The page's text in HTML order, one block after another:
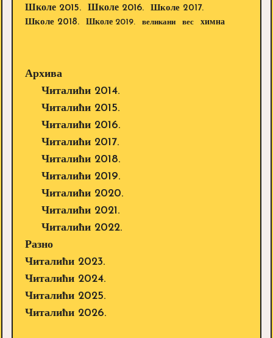
Школе 2015. Школе 2016.
Школе 2017.
Школе 2018.
Школе 2019. великани вес химна
Архива
Читалићи 2014.
Читалићи 2015.
Читалићи 2016.
Читалићи 2017.
Читалићи 2018.
Читалићи 2019.
Читалићи 2020.
Читалићи 2021.
Читалићи 2022.
Разно
Читалићи 2023.
Читалићи 2024.
Читалићи 2025.
Читалићи 2026.